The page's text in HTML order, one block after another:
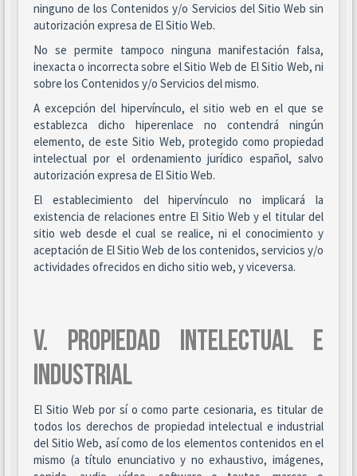
ninguno de los Contenidos y/o Servicios del Sitio Web sin
autorización expresa de El Sitio Web.
No se permite tampoco ninguna manifestación falsa,
inexacta o incorrecta sobre el Sitio Web de El Sitio Web, ni
sobre los Contenidos y/o Servicios del mismo.
A excepción del hipervínculo, el sitio web en el que se
establezca dicho hiperenlace no contendrá ningún
elemento, de este Sitio Web, protegido como propiedad
intelectual por el ordenamiento jurídico español, salvo
autorización expresa de El Sitio Web.
El establecimiento del hipervínculo no implicará la
existencia de relaciones entre El Sitio Web y el titular del
sitio web desde el cual se realice, ni el conocimiento y
aceptación de El Sitio Web de los contenidos, servicios y/o
actividades ofrecidos en dicho sitio web, y viceversa.
V. PROPIEDAD INTELECTUAL E
INDUSTRIAL
El Sitio Web por sí o como parte cesionaria, es titular de
todos los derechos de propiedad intelectual e industrial
del Sitio Web, así como de los elementos contenidos en el
mismo (a título enunciativo y no exhaustivo, imágenes,